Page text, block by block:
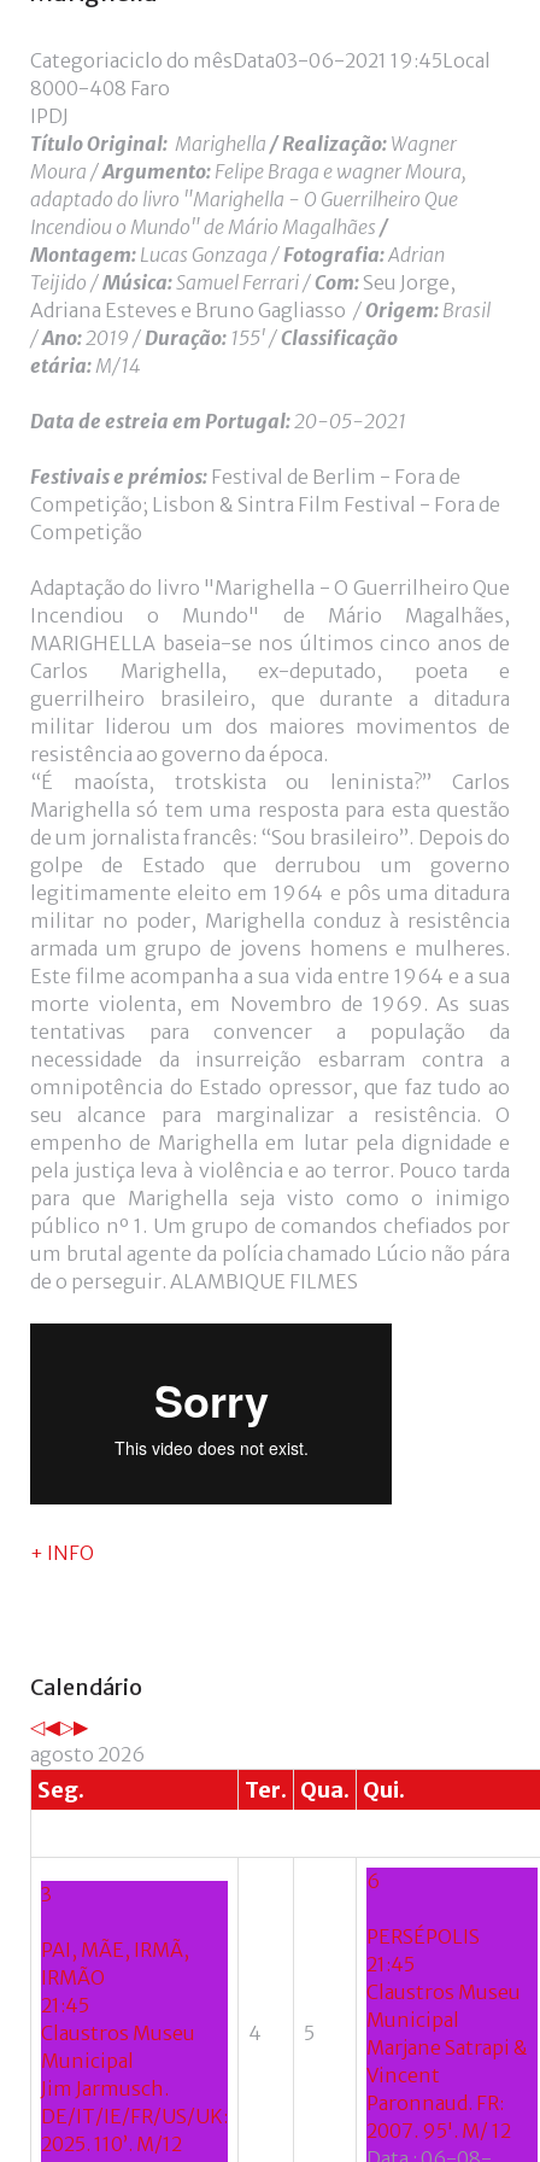
Categoriaciclo do mêsData03-06-2021 19:45Local
8000-408 Faro
IPDJ
Título Original: Marighella / Realização: Wagner
Moura /Argumento: Felipe Braga e wagner Moura,
adaptado do livro "Marighella - O Guerrilheiro Que
Incendiou o Mundo" de Mário Magalhães /
Montagem: Lucas Gonzaga /Fotografia:Adrian
Teijido /Música:Samuel Ferrari /Com: Seu Jorge,
Adriana Esteves e Bruno Gagliasso /Origem: Brasil
/Ano:2019 /Duração: 155' /Classificação
etária:M/14
Data de estreia em Portugal:20-05-2021
Festivais e prémios: Festival de Berlim - Fora de
Competição; Lisbon & Sintra Film Festival - Fora de
Competição
Adaptação do livro "Marighella - O Guerrilheiro Que
Incendiou o Mundo" de Mário Magalhães,
MARIGHELLA baseia-se nos últimos cinco anos de
Carlos Marighella, ex-deputado, poeta e
guerrilheiro brasileiro, que durante a ditadura
militar liderou um dos maiores movimentos de
resistência ao governo da época.
“É maoísta, trotskista ou leninista?” Carlos
Marighella só tem uma resposta para esta questão
de um jornalista francês: “Sou brasileiro”. Depois do
golpe de Estado que derrubou um governo
legitimamente eleito em 1964 e pôs uma ditadura
militar no poder, Marighella conduz à resistência
armada um grupo de jovens homens e mulheres.
Este filme acompanha a sua vida entre 1964 e a sua
morte violenta, em Novembro de 1969. As suas
tentativas para convencer a população da
necessidade da insurreição esbarram contra a
omnipotência do Estado opressor, que faz tudo ao
seu alcance para marginalizar a resistência. O
empenho de Marighella em lutar pela dignidade e
pela justiça leva à violência e ao terror. Pouco tarda
para que Marighella seja visto como o inimigo
público nº 1. Um grupo de comandos chefiados por
um brutal agente da polícia chamado Lúcio não pára
de o perseguir. ALAMBIQUE FILMES
+ INFO
Calendário
AnoMês
Próximo
Próximo
agosto 2026
Seg. Ter. Qua. Qui.
3
PAI, MÃE, IRMÃ,
IRMÃO
21:45
Claustros Museu
Municipal
Jim Jarmusch.
DE/IT/IE/FR/US/UK:
2025. 110’. M/12
4 5
6
PERSÉPOLIS
21:45
Claustros Museu
Municipal
Marjane Satrapi &
Vincent
Paronnaud. FR:
2007. 95'. M/ 12
/
da
senha?
Login
Google